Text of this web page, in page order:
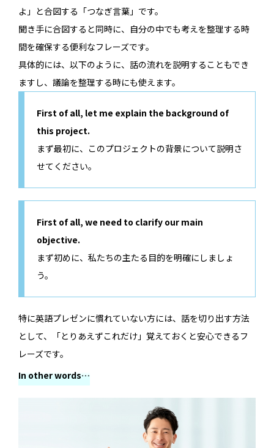
よ」と合図する「つなぎ言葉」です。
聞き手に合図すると同時に、自分の中でも考えを整理する時
間を確保する便利なフレーズです。
具体的には、以下のように、話の流れを説明することもでき
ますし、議論を整理する時にも使えます。
First of all, let me explain the background of
this project.
まず最初に、このプロジェクトの背景について説明さ
せてください。
First of all, we need to clarify our main
objective.
まず初めに、私たちの主たる目的を明確にしましょ
う。
特に英語プレゼンに慣れていない方には、話を切り出す方法
として、「とりあえずこれだけ」覚えておくと安心できるフ
レーズです。
In other words…